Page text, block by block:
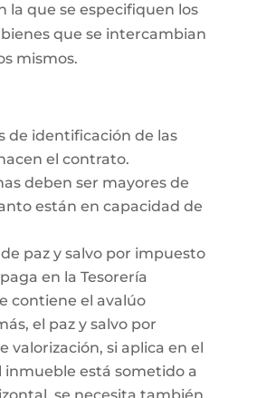
la que se especifiquen los
que se intercambian
mismos.
de identificación de las
el contrato.
deben ser mayores de
están en capacidad de
paz y salvo por impuesto
en la Tesorería
contiene el avalúo
el paz y salvo por
valorización, si aplica en el
inmueble está sometido a